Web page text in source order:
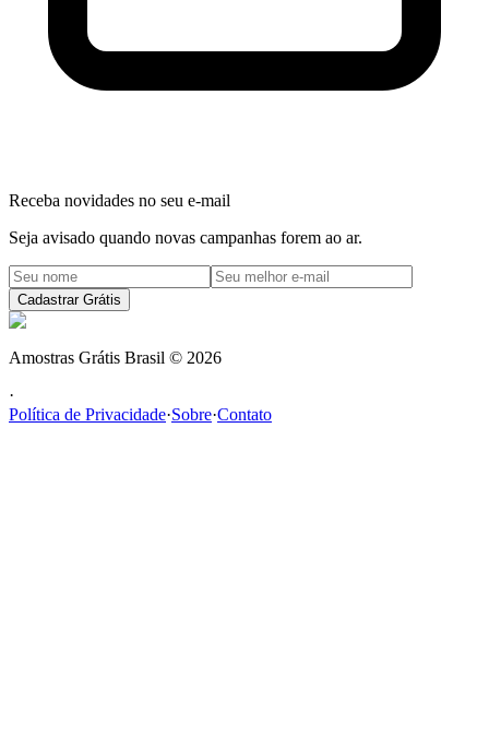
Receba novidades no seu e-mail
Seja avisado quando novas campanhas forem ao ar.
Cadastrar Grátis
Amostras Grátis Brasil © 2026
·
Política de Privacidade·Sobre·Contato